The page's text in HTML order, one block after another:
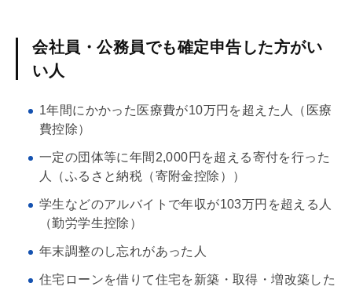
会社員・公務員でも確定申告した方がい
い人
1年間にかかった医療費が10万円を超えた人（医療
費控除）
一定の団体等に年間2,000円を超える寄付を行った
人（ふるさと納税（寄附金控除））
学生などのアルバイトで年収が103万円を超える人
（勤労学生控除）
年末調整のし忘れがあった人
住宅ローンを借りて住宅を新築・取得・増改築した